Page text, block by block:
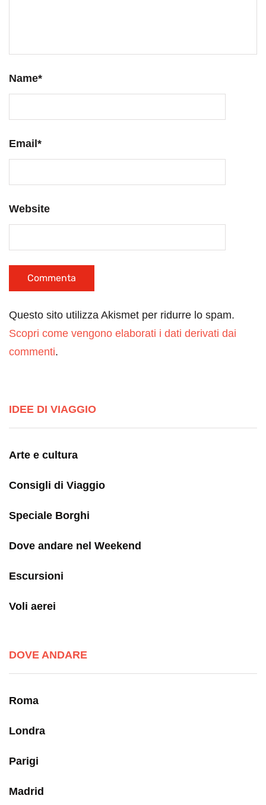
Name*
Email*
Website
Questo sito utilizza Akismet per ridurre lo spam.
Scopri come vengono elaborati i dati derivati dai
commenti.
IDEE DI VIAGGIO
Arte e cultura
Consigli di Viaggio
Speciale Borghi
Dove andare nel Weekend
Escursioni
Voli aerei
DOVE ANDARE
Roma
Londra
Parigi
Madrid